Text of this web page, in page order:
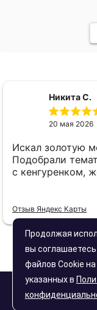
Никита С.
20 мая 2026
Искал золотую
Подобрали
с кенгуренком,
Отзыв Яндекс Карты
Продолжая
вы
файлов Cookie на
указанных в